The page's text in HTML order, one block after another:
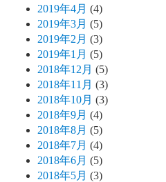
2019年4月 (4)
2019年3月 (5)
2019年2月 (3)
2019年1月 (5)
2018年12月 (5)
2018年11月 (3)
2018年10月 (3)
2018年9月 (4)
2018年8月 (5)
2018年7月 (4)
2018年6月 (5)
2018年5月 (3)